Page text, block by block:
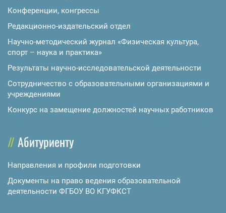
Конференции, конгрессы
Редакционно-издательский отдел
Научно-методический журнал «Физическая культура,
спорт – наука и практика»
Результаты научно-исследовательской деятельности
Сотрудничество с образовательными организациями и
учреждениями
Конкурс на замещение должностей научных работников
Абитуриенту
Направления и профили подготовки
Документы на право ведения образовательной
деятельности ФГБОУ ВО КГУФКСТ